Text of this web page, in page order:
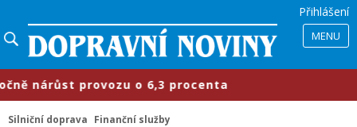
Přihlášení
MENU
provozu o 6,3 procenta
Silniční doprava Finanční služby